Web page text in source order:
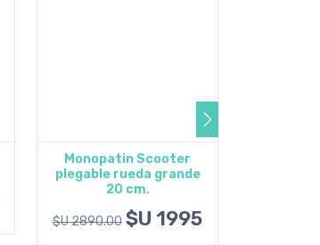
Ver opciones
Monopatin Scooter
plegable rueda grande
20 cm.
$U 2890.00 $U 1995